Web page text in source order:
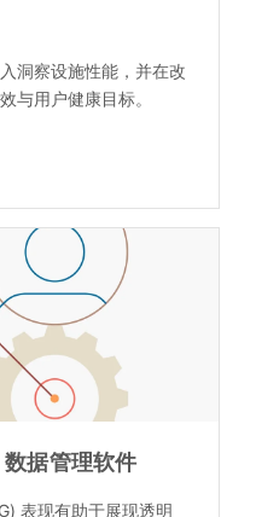
洞察设施性能，并在改
与用户健康目标。
据管理软件
表现有助于展现透明